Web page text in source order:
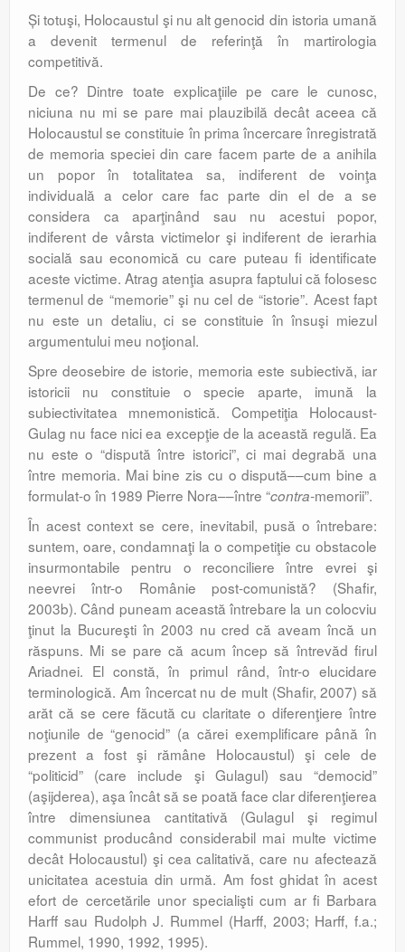
Și totuşi, Holocaustul şi nu alt genocid din istoria umană
a devenit termenul de referinţă în martirologia
competitivă.
De ce? Dintre toate explicaţiile pe care le cunosc,
niciuna nu mi se pare mai plauzibilă decât aceea că
Holocaustul se constituie în prima încercare înregistrată
de memoria speciei din care facem parte de a anihila
un popor în totalitatea sa, indiferent de voinţa
individuală a celor care fac parte din el de a se
considera ca aparţinând sau nu acestui popor,
indiferent de vârsta victimelor şi indiferent de ierarhia
socială sau economică cu care puteau fi identificate
aceste victime. Atrag atenţia asupra faptului că folosesc
termenul de “memorie” şi nu cel de “istorie”. Acest fapt
nu este un detaliu, ci se constituie în însuşi miezul
argumentului meu noţional.
Spre deosebire de istorie, memoria este subiectivă, iar
istoricii nu constituie o specie aparte, imună la
subiectivitatea mnemonistică. Competiţia Holocaust-
Gulag nu face nici ea excepţie de la această regulă. Ea
nu este o “dispută între istorici”, ci mai degrabă una
între memoria. Mai bine zis cu o dispută––cum bine a
formulat-o în 1989 Pierre Nora––între “contra-memorii”.
În acest context se cere, inevitabil, pusă o întrebare:
suntem, oare, condamnaţi la o competiţie cu obstacole
insurmontabile pentru o reconciliere între evrei şi
neevrei într-o Românie post-comunistă? (Shafir,
2003b). Când puneam această întrebare la un colocviu
ţinut la Bucureşti în 2003 nu cred că aveam încă un
răspuns. Mi se pare că acum încep să întrevăd firul
Ariadnei. El constă, în primul rând, într-o elucidare
terminologică. Am încercat nu de mult (Shafir, 2007) să
arăt că se cere făcută cu claritate o diferenţiere între
noţiunile de “genocid” (a cărei exemplificare până în
prezent a fost şi rămâne Holocaustul) şi cele de
“politicid” (care include şi Gulagul) sau “democid”
(aşijderea), aşa încât să se poată face clar diferenţierea
între dimensiunea cantitativă (Gulagul şi regimul
communist producând considerabil mai multe victime
decât Holocaustul) şi cea calitativă, care nu afectează
unicitatea acestuia din urmă. Am fost ghidat în acest
efort de cercetările unor specialişti cum ar fi Barbara
Harff sau Rudolph J. Rummel (Harff, 2003; Harff, f.a.;
Rummel, 1990, 1992, 1995).